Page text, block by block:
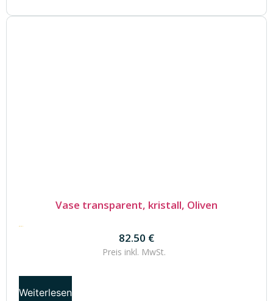
Vase transparent, kristall, Oliven
82.50 €
82.50 €
Preis inkl. MwSt.
Weiterlesen